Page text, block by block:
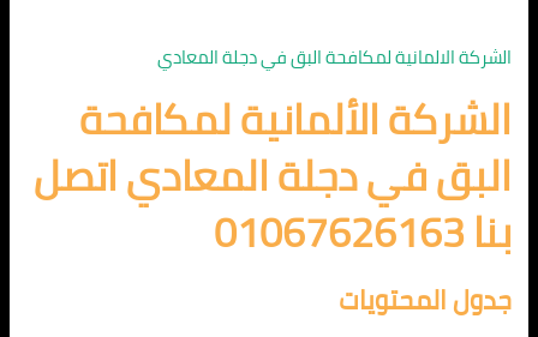
الشركة الالمانية لمكافحة البق في دجلة المعادي
الشركة الألمانية لمكافحة
البق في دجلة المعادي اتصل
بنا 01067626163
جدول المحتويات